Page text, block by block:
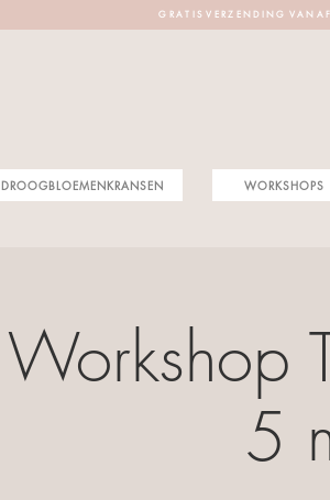
G R A T I S V E R Z E N D I N G V A N
WORKSHOPS
DROOGBLOEMENKRANSEN
Workshop
5